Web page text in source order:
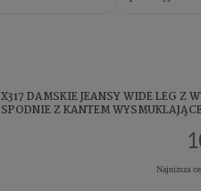
X317 DAMSKIE JEANSY WIDE LEG Z
SPODNIE Z KANTEM
Najniższa